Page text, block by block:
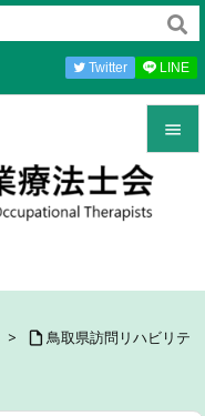



Twitter LINE
>  鳥取県訪問リハビリテ